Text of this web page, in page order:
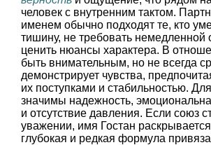
человек с внутренним тактом.
именем обычно подходят те, кто
тишину, не требовать немедленной
ценить нюансы характера. В
быть внимательным, но не всегда
демонстрирует чувства,
их поступками и стабильностью.
значимы надежность,
и отсутствие давления. Если союз
уважении, имя Гостан
глубокая и редкая формула